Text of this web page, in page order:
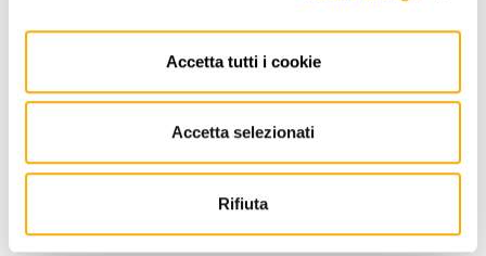
Accetta tutti i cookie
Accetta selezionati
Rifiuta